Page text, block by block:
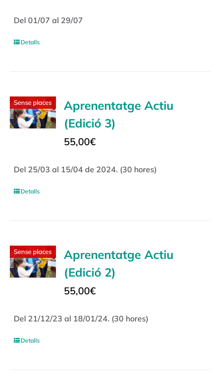
Del 01/07 al 29/07
Detalls
Sense places
Aprenentatge Actiu
(Edició 3)
55,00€
Del 25/03 al 15/04 de 2024. (30 hores)
Detalls
Sense places
Aprenentatge Actiu
(Edició 2)
55,00€
Del 21/12/23 al 18/01/24. (30 hores)
Detalls